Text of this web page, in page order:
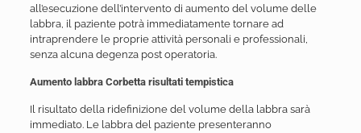
all’esecuzione dell’intervento di aumento del volume delle
labbra, il paziente potrà immediatamente tornare ad
intraprendere le proprie attività personali e professionali,
senza alcuna degenza post operatoria.
Aumento labbra Corbetta risultati tempistica
Il risultato della ridefinizione del volume della labbra sarà
immediato. Le labbra del paziente presenteranno